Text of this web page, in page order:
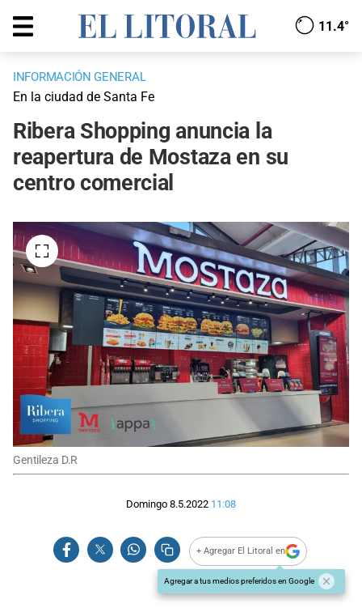
11.4°
INFORMACIÓN GENERAL
En la ciudad de Santa Fe
Ribera Shopping anuncia la
reapertura de Mostaza en su
centro comercial
Gentileza D.R
Domingo 8.5.2022 11:08
+ Agregar El Litoral en
Agregar a tus medios preferidos en Google